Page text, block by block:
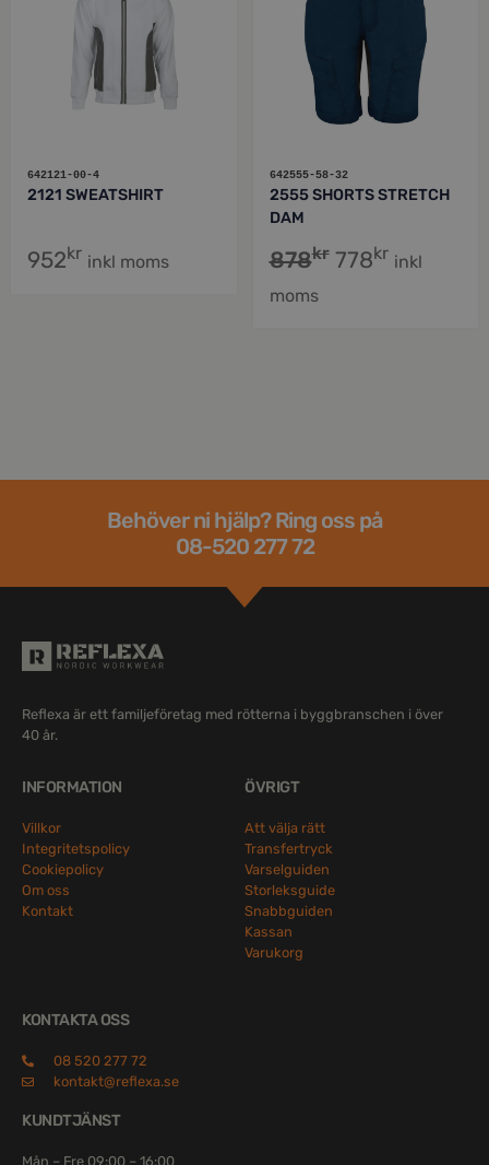
642121-00-4
2121 SWEATSHIRT
952kr inkl moms
642555-58-32
2555 SHORTS STRETCH
DAM
878kr 778kr inkl
moms
Behöver ni hjälp? Ring oss på
08-520 277 72
Reflexa är ett familjeföretag med rötterna i byggbranschen i över
40 år.
INFORMATION
Villkor
Integritetspolicy
Cookiepolicy
Om oss
Kontakt
ÖVRIGT
Att välja rätt
Transfertryck
Varselguiden
Storleksguide
Snabbguiden
Kassan
Varukorg
KONTAKTA OSS
08 520 277 72
kontakt@reflexa.se
KUNDTJÄNST
Mån – Fre 09:00 – 16:00